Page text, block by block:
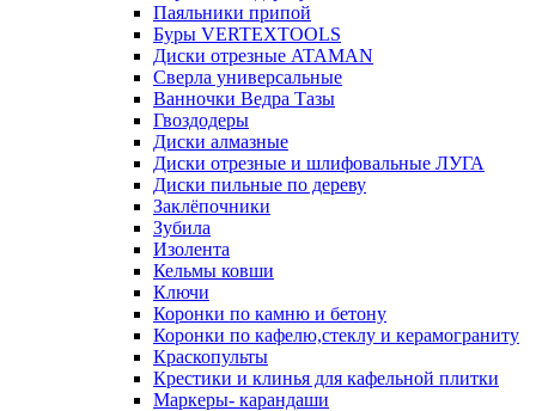
Паяльники припой
Буры VERTEXTOOLS
Диски отрезные ATAMAN
Сверла универсальные
Ванночки Ведра Тазы
Гвоздодеры
Диски алмазные
Диски отрезные и шлифовальные ЛУГА
Диски пильные по дереву
Заклёпочники
Зубила
Изолента
Кельмы ковши
Ключи
Коронки по камню и бетону
Коронки по кафелю,стеклу и керамограниту
Краскопульты
Крестики и клинья для кафельной плитки
Маркеры- карандаши